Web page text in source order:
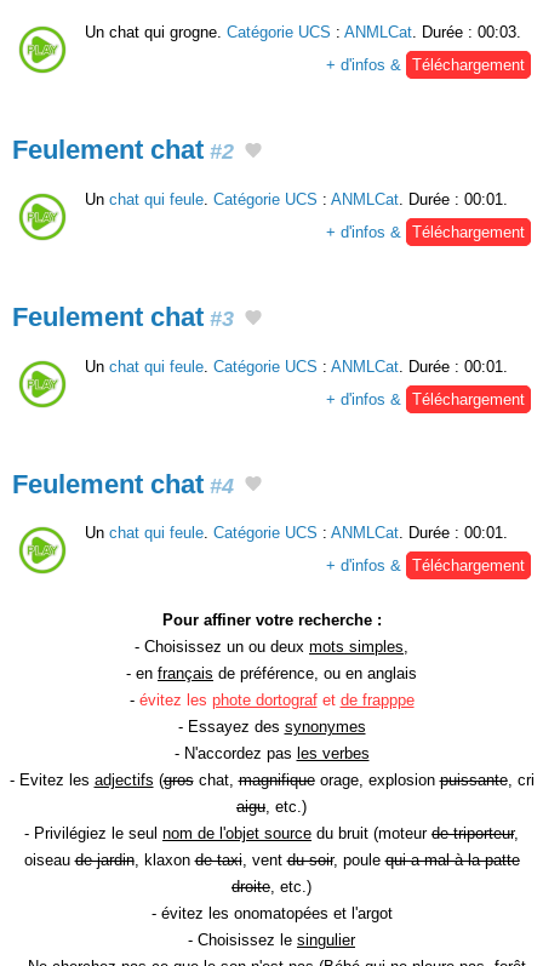
Un chat qui grogne. Catégorie UCS : ANMLCat. Durée : 00:03.
+ d'infos & Téléchargement
Feulement chat #2
Un chat qui feule Catégorie UCS : ANMLCat . Durée : 00:01.
+ d'infos &
Téléchargement
Feulement chat #3
Un chat qui feule Catégorie UCS : ANMLCat . Durée : 00:01.
+ d'infos &
Téléchargement
Feulement chat #4
Un chat qui feule. Catégorie UCS : ANMLCat. Durée : 00:01.
+ d'infos & Téléchargement
Pour affiner votre recherche :
- Choisissez un ou deux mots simples,
- en français de préférence, ou en anglais
- évitez les phote dortografet de frapppe
- Essayez des synonymes
- N'accordez pas les verbes
- Evitez les adjectifs (groschat,magnifiqueorage, explosionpuissante, cri
aigu, etc.)
- Privilégiez le seul nom de l'objet source du bruit (moteur de triporteur,
oiseaude jardin, klaxonde taxi, ventdu soir, poulequi a mal à la patte
droite, etc.)
- évitez les onomatopées et l'argot
- Choisissez le singulier